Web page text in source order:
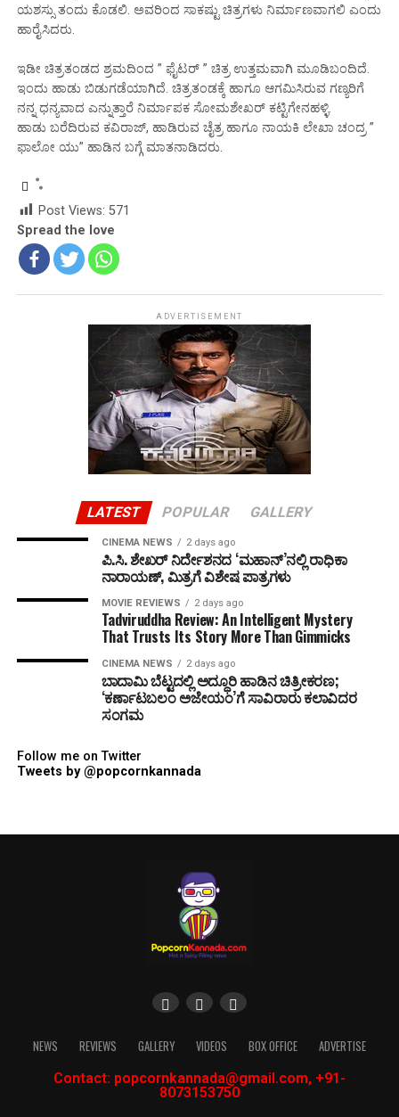
ಯಶಸ್ಸು ತಂದು ಕೊಡಲಿ. ಅವರಿಂದ ಸಾಕಷ್ಟು ಚಿತ್ರಗಳು ನಿರ್ಮಾಣವಾಗಲಿ ಎಂದು
ಹಾರೈಸಿದರು.
ಇಡೀ ಚಿತ್ರತಂಡದ ಶ್ರಮದಿಂದ ” ಫೈಟರ್ ” ಚಿತ್ರ ಉತ್ತಮವಾಗಿ ಮೂಡಿಬಂದಿದೆ.
‌ಇಂದು ಹಾಡು ಬಿಡುಗಡೆಯಾಗಿದೆ. ಚಿತ್ರತಂಡಕ್ಕೆ ಹಾಗೂ ಆಗಮಿಸಿರುವ ಗಣ್ಯರಿಗೆ
ನನ್ನ ಧನ್ಯವಾದ ಎನ್ನುತ್ತಾರೆ ನಿರ್ಮಾಪಕ ಸೋಮಶೇಖರ್ ಕಟ್ಟಿಗೇನಹಳ್ಳಿ.
ಹಾಡು ಬರೆದಿರುವ ಕವಿರಾಜ್, ಹಾಡಿರುವ ಚೈತ್ರ ಹಾಗೂ ನಾಯಕಿ ಲೇಖಾ ಚಂದ್ರ ”
ಫಾಲೋ ಯು” ಹಾಡಿನ ಬಗ್ಗೆ ಮಾತನಾಡಿದರು.
Post Views: 571
Spread the love
ADVERTISEMENT
LATEST POPULAR GALLERY
CINEMA NEWS 2 days ago
ಪಿ.ಸಿ. ಶೇಖರ್ ನಿರ್ದೇಶನದ ‘ಮಹಾನ್’ನಲ್ಲಿ ರಾಧಿಕಾ
ನಾರಾಯಣ್, ಮಿತ್ರಗೆ ವಿಶೇಷ ಪಾತ್ರಗಳು
MOVIE REVIEWS 2 days ago
Tadviruddha Review: An Intelligent Mystery
That Trusts Its Story More Than Gimmicks
CINEMA NEWS 2 days ago
ಬಾದಾಮಿ ಬೆಟ್ಟದಲ್ಲಿ ಅದ್ಧೂರಿ ಹಾಡಿನ ಚಿತ್ರೀಕರಣ;
‘ಕರ್ಣಾಟಬಲಂ ಅಜೇಯಂ’ಗೆ ಸಾವಿರಾರು ಕಲಾವಿದರ
ಸಂಗಮ
Follow me on Twitter
Tweets by @popcornkannada
NEWS REVIEWS GALLERY VIDEOS BOX OFFICE
ADVERTISE
Contact: popcornkannada@gmail.com, +91-
8073153750